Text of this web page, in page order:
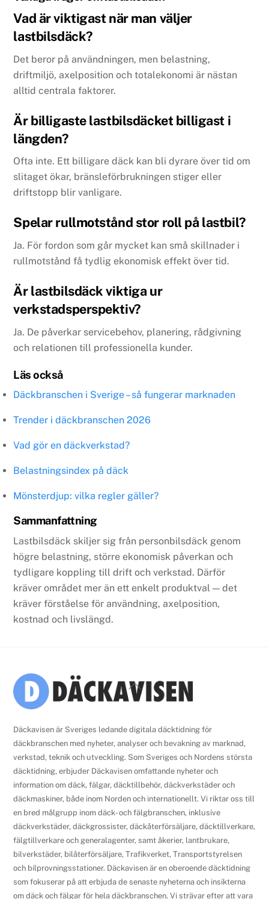
Vad är viktigast när man väljer
lastbilsdäck?
Det beror på användningen, men belastning,
driftmiljö, axelposition och totalekonomi är nästan
alltid centrala faktorer.
Är billigaste lastbilsdäcket billigast i
längden?
Ofta inte. Ett billigare däck kan bli dyrare över tid om
slitaget ökar, bränsleförbrukningen stiger eller
driftstopp blir vanligare.
Spelar rullmotstånd stor roll på lastbil?
Ja. För fordon som går mycket kan små skillnader i
rullmotstånd få tydlig ekonomisk effekt över tid.
Är lastbilsdäck viktiga ur
verkstadsperspektiv?
Ja. De påverkar servicebehov, planering, rådgivning
och relationen till professionella kunder.
Läs också
Däckbranschen i Sverige – så fungerar marknaden
Trender i däckbranschen 2026
Vad gör en däckverkstad?
Belastningsindex på däck
Mönsterdjup: vilka regler gäller?
Sammanfattning
Lastbilsdäck skiljer sig från personbilsdäck genom
högre belastning, större ekonomisk påverkan och
tydligare koppling till drift och verkstad. Därför
kräver området mer än ett enkelt produktval — det
kräver förståelse för användning, axelposition,
kostnad och livslängd.
Back
To
Däckavisen är Sveriges ledande digitala däcktidning för
däckbranschen med nyheter, analyser och bevakning av marknad,
verkstad, teknik och utveckling. Som Sveriges och Nordens största
däcktidning, erbjuder Däckavisen omfattande nyheter och
information om däck, fälgar, däcktillbehör, däckverkstäder och
däckmaskiner, både inom Norden och internationellt. Vi riktar oss till
en bred målgrupp inom däck- och fälgbranschen, inklusive
däckverkstäder, däckgrossister, däckåterförsäljare, däcktillverkare,
fälgtillverkare och generalagenter, samt åkerier, lantbrukare,
bilverkstäder, bilåterförsäljare, Trafikverket, Transportstyrelsen
och bilprovningsstationer. Däckavisen är en oberoende däcktidning
som fokuserar på att erbjuda de senaste nyheterna och insikterna
om däck och fälgar för hela däckbranschen. Vi strävar efter att vara